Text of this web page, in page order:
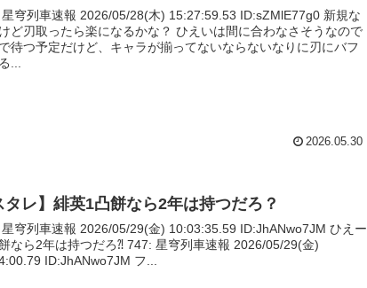
穹列車速報 2026/05/28(木) 15:27:59.53 ID:sZMlE77g0 新規な
ど刃取ったら楽になるかな？ ひえいは間に合わなさそうなので
待つ予定だけど、キャラが揃ってないならないなりに刃にバフ
...
2026.05.30
タレ】緋英1凸餅なら2年は持つだろ？
穹列車速報 2026/05/29(金) 10:03:35.59 ID:JhANwo7JM ひえー
なら2年は持つだろ⁈ 747: 星穹列車速報 2026/05/29(金)
ID:JhANwo7JM フ...